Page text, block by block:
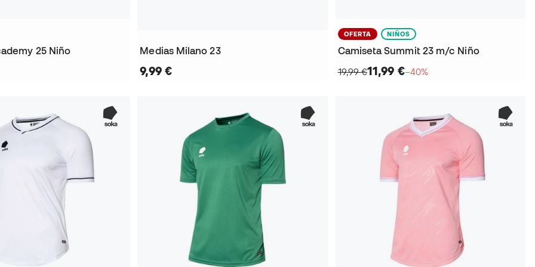
25 Niño Medias Milano 23
9,99 €
OFERTA NIÑOS
Camiseta Summit 23 m/c Niño
19,99 €11,99 €−40%